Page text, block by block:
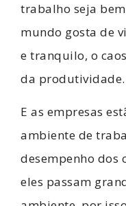
trabalho seja bem
mundo gosta de
e tranquilo, o
da produtividade.
E as empresas
ambiente de
desempenho dos
eles passam